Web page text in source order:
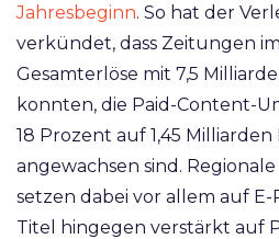
Jahresbeginn. So hat der
verkündet, dass Zeitungen
Gesamterlöse mit 7,5
konnten, die Paid-Content-
18 Prozent auf 1,45
angewachsen sind.
setzen dabei vor allem auf
Titel hingegen verstärkt auf